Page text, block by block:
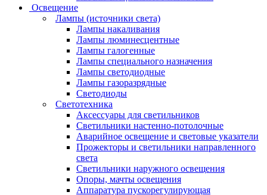
Освещение
Лампы (источники света)
Лампы накаливания
Лампы люминесцентные
Лампы галогенные
Лампы специального назначения
Лампы светодиодные
Лампы газоразрядные
Светодиоды
Светотехника
Аксессуары для светильников
Светильники настенно-потолочные
Аварийное освещение и световые указатели
Прожекторы и светильники направленного
света
Светильники наружного освещения
Опоры, мачты освещения
Аппаратура пускорегулирующая